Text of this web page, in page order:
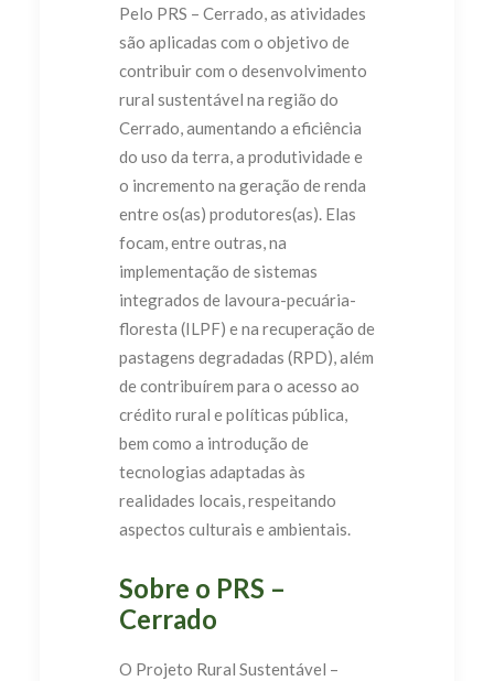
Pelo PRS – Cerrado, as atividades
são aplicadas com o objetivo de
contribuir com o desenvolvimento
rural sustentável na região do
Cerrado, aumentando a eficiência
do uso da terra, a produtividade e
o incremento na geração de renda
entre os(as) produtores(as). Elas
focam, entre outras, na
implementação de sistemas
integrados de lavoura-pecuária-
floresta (ILPF) e na recuperação de
pastagens degradadas (RPD), além
de contribuírem para o acesso ao
crédito rural e políticas pública,
bem como a introdução de
tecnologias adaptadas às
realidades locais, respeitando
aspectos culturais e ambientais.
Sobre o PRS –
Cerrado
O Projeto Rural Sustentável –